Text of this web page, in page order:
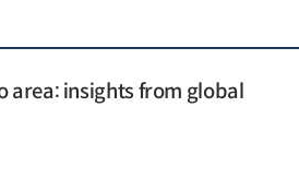
area: insights from global